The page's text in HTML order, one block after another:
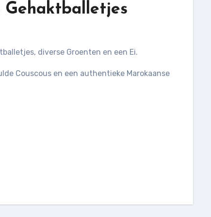
Gehaktballetjes
diverse Groenten en een Ei.
Couscous en een authentieke Marokaanse